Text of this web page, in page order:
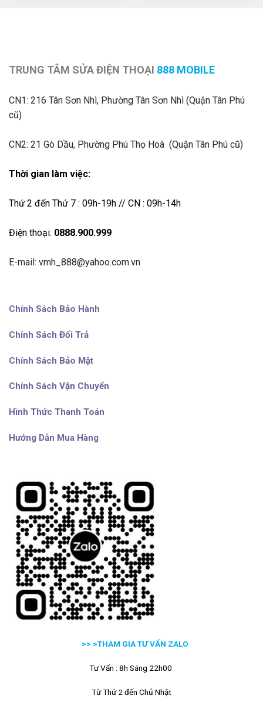
TRUNG TÂM SỬA ĐIỆN THOẠI 888 MOBILE
CN1: 216 Tân Sơn Nhì, Phường Tân Sơn Nhì (Quận Tân Phú
cũ)
CN2: 21 Gò Dầu, Phường Phú Thọ Hoà (Quận Tân Phú cũ)
Thời gian làm việc:
Thứ 2 đến Thứ 7 : 09h-19h // CN : 09h-14h
Điện thoại: 0888.900.999
E-mail: vmh_888@yahoo.com.vn
Chính Sách Bảo Hành
Chính Sách Đổi Trả
Chính Sách Bảo Mật
Chính Sách Vận Chuyển
Hình Thức Thanh Toán
Hướng Dẫn Mua Hàng
>> >THAM GIA TƯ VẤN ZALO
Tư Vấn : 8h Sáng 22h00
Từ Thứ 2 đến Chủ Nhật